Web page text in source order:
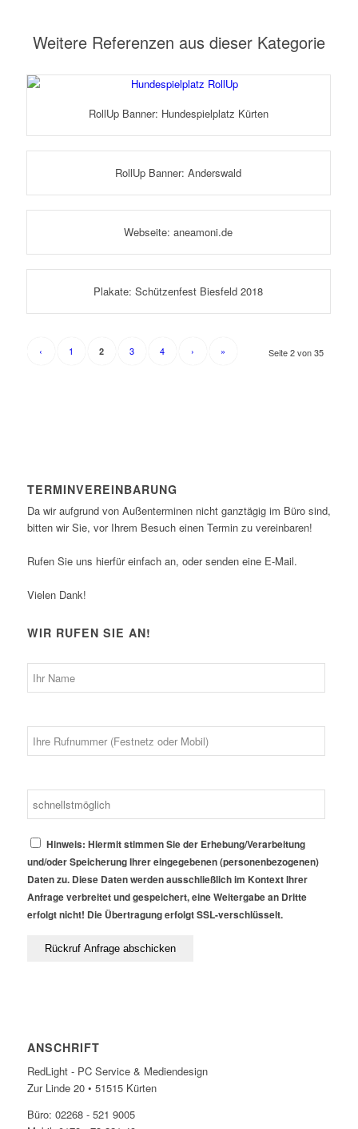
Weitere Referenzen aus dieser Kategorie
RollUp Banner: Hundespielplatz Kürten
RollUp Banner: Anderswald
Webseite: aneamoni.de
Plakate: Schützenfest Biesfeld 2018
Seite 2 von 35
‹ 1 2 3 4 › »
TERMINVEREINBARUNG
Da wir aufgrund von Außenterminen nicht ganztägig im Büro sind,
bitten wir Sie, vor Ihrem Besuch einen Termin zu vereinbaren!
Rufen Sie uns hierfür einfach an, oder senden eine E-Mail.
Vielen Dank!
WIR RUFEN SIE AN!
Hinweis: Hiermit stimmen Sie der Erhebung/Verarbeitung
und/oder Speicherung Ihrer eingegebenen (personenbezogenen)
Daten zu. Diese Daten werden ausschließlich im Kontext Ihrer
Anfrage verbreitet und gespeichert, eine Weitergabe an Dritte
erfolgt nicht! Die Übertragung erfolgt SSL-verschlüsselt.
ANSCHRIFT
RedLight - PC Service & Mediendesign
Zur Linde 20 • 51515 Kürten
Büro: 02268 - 521 9005